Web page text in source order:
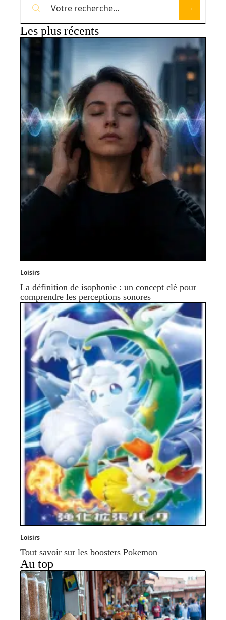
Les plus récents
Loisirs
La définition de isophonie : un concept clé pour
comprendre les perceptions sonores
Loisirs
Tout savoir sur les boosters Pokemon
Au top